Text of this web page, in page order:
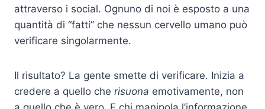
attraverso i social. Ognuno di noi è esposto a una
quantità di “fatti” che nessun cervello umano può
verificare singolarmente.
Il risultato? La gente smette di verificare. Inizia a
credere a quello che risuona emotivamente, non